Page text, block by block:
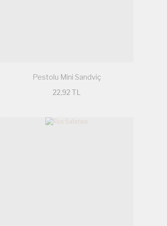
Pestolu Mini Sandviç
22,92 TL